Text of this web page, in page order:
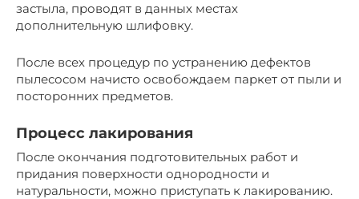
застыла, проводят в данных местах
дополнительную шлифовку.
После всех процедур по устранению дефектов
пылесосом начисто освобождаем паркет от пыли и
посторонних предметов.
Процесс лакирования
После окончания подготовительных работ и
придания поверхности однородности и
натуральности, можно приступать к лакированию.